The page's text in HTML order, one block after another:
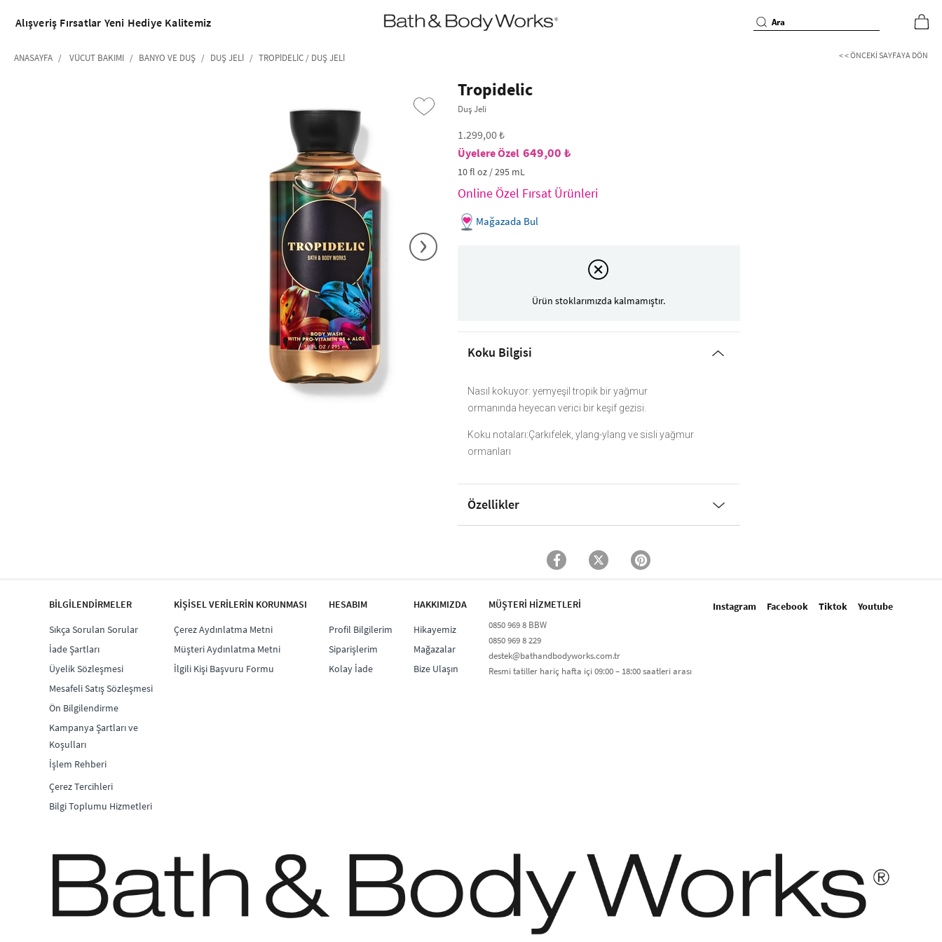
•2200₺ ve Üzeri Kargo Ücretsiz!•
*Promosyon Detayları
Alışveriş Fırsatlar Yeni Hediye Kalitemiz
ANASAYFA VÜCUT BAKIMI BANYO VE DUŞ DUŞ JELI TROPIDELIC / DUŞ JELI < < ÖNCEKI SAYFAYA DÖN
›
Tropidelic
Duş Jeli
1.299,00 ₺
649,00 ₺
10 fl oz / 295 mL
Online Özel Fırsat Ürünleri
Mağazada Bul
Ürün stoklarımızda kalmamıştır.
Koku Bilgisi
Nasıl kokuyor: yemyeşil tropik bir yağmur
ormanında heyecan verici bir keşif gezisi.
Koku notaları:Çarkıfelek, ylang-ylang ve sisli yağmur
ormanları
Özellikler
Instagram Facebook Tiktok Youtube
BİLGİLENDİRMELER
Sıkça Sorulan Sorular
İade Şartları
Üyelik Sözleşmesi
Mesafeli Satış Sözleşmesi
Ön Bilgilendirme
Kampanya Şartları ve
Koşulları
İşlem Rehberi
Çerez Tercihleri
Bilgi Toplumu Hizmetleri
KİŞİSEL VERİLERİN KORUNMASI
Çerez Aydınlatma Metni
Müşteri Aydınlatma Metni
İlgili Kişi Başvuru Formu
HESABIM
Profil Bilgilerim
Siparişlerim
Kolay İade
HAKKIMIZDA
Hikayemiz
Mağazalar
Bize Ulaşın
MÜŞTERİ HİZMETLERİ​
0850 969 8 BBW​
0850 969 8 229​​
destek@bathandbodyworks.com.tr
Resmi tatiller hariç hafta içi 09:00 – 18:00 saatleri arası​